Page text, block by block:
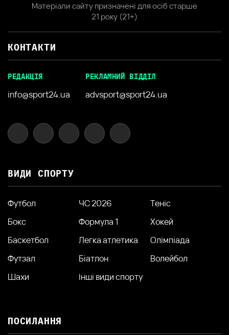
Матеріали сайту призначені для осіб старше
21 року (21+)
КОНТАКТИ
РЕДАКЦІЯ
info@sport24.ua
РЕКЛАМНИЙ ВІДДІЛ
advsport@sport24.ua
ВИДИ СПОРТУ
Футбол ЧС 2026
Теніс
Бокс
Формула 1
Хокей
Баскетбол
Легка атлетика
Олімпіада
Футзал
Біатлон
Волейбол
Шахи
Інші види спорту
ПОСИЛАННЯ